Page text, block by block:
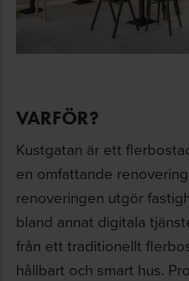
VARFÖR?
Kustgatan är ett
en omfattande
renoveringen utgör
bland annat digitala
från ett traditionellt
hållbart och smart hus.